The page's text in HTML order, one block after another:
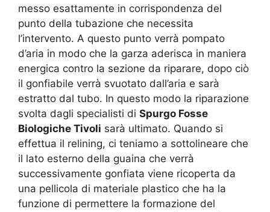
messo esattamente in corrispondenza del
punto della tubazione che necessita
l’intervento. A questo punto verrà pompato
d’aria in modo che la garza aderisca in maniera
energica contro la sezione da riparare, dopo ciò
il gonfiabile verrà svuotato dall’aria e sarà
estratto dal tubo. In questo modo la riparazione
svolta dagli specialisti di Spurgo Fosse
Biologiche Tivoli sarà ultimato. Quando si
effettua il relining, ci teniamo a sottolineare che
il lato esterno della guaina che verrà
successivamente gonfiata viene ricoperta da
una pellicola di materiale plastico che ha la
funzione di permettere la formazione del